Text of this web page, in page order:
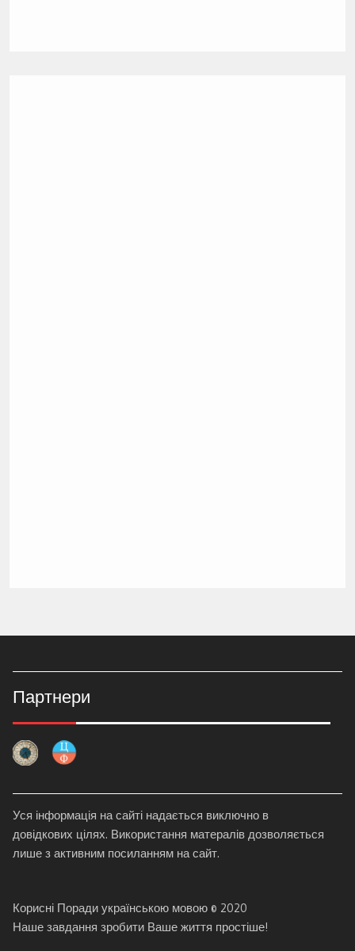
Партнери
Уся інформація на сайті надається виключно в
довідкових цілях. Використання матералів дозволяється
лише з активним посиланням на сайт.
Корисні Поради українською мовою © 2020
Наше завдання зробити Ваше життя простіше!